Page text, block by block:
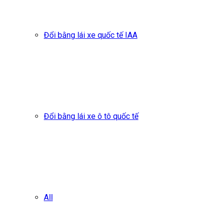
Đổi bằng lái xe quốc tế IAA
Đổi bằng lái xe ô tô quốc tế
All